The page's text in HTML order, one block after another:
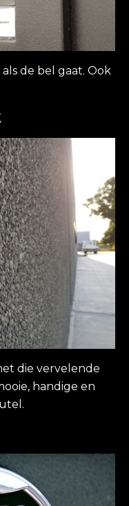
de bel gaat. Ook
die vervelende
handige en